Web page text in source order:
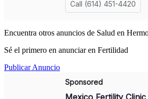
Encuentra otros anuncios de Salud en
Sé el primero en anunciar en Fertilidad
Publicar Anuncio